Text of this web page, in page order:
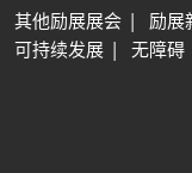
其他励展展会 励展
可持续发展
无障碍